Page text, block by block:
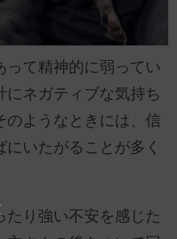
って精神的に弱ってい
にネガティブな気持ち
のようなときには、信
いたがることが多く
たり強い不安を感じた